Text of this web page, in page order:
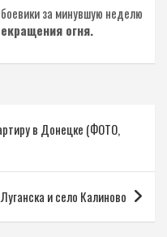
за минувшую неделю
огня.
в Донецке (ФОТО,
и село Калиново